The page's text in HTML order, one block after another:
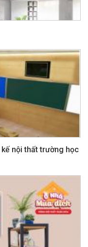
nội thất trường học